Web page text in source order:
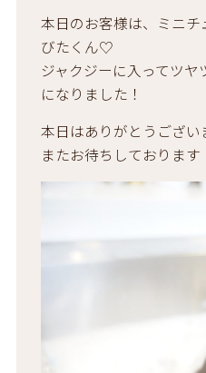
本日のお客様は、ミニ
びたくん♡
ジャクジーに入ってツ
になりました！
本日はありがとうござい
またお待ちしております